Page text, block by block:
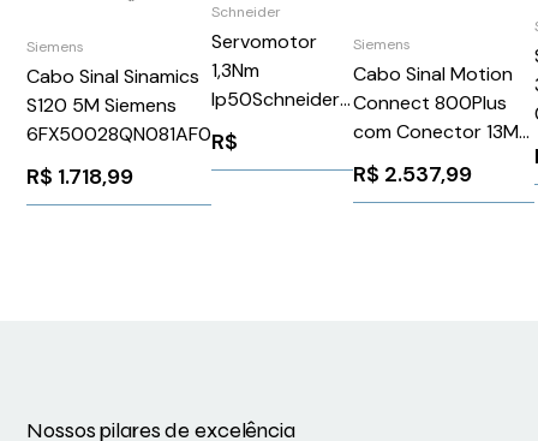
Siemens
Cabo Sinal Sinamics
S120 5M Siemens
6FX50028QN081AF0
R$ 1.718,99
Schneider
Servomotor
1,3Nm
Ip50Schneider
BSH0553T12A1A
R$
Siemens
Cabo Sinal Motion
Connect 800Plus
com Conector 13M
Siemens
6FX80022CF021BD0
R$ 2.537,99
Nossos pilares de excelência